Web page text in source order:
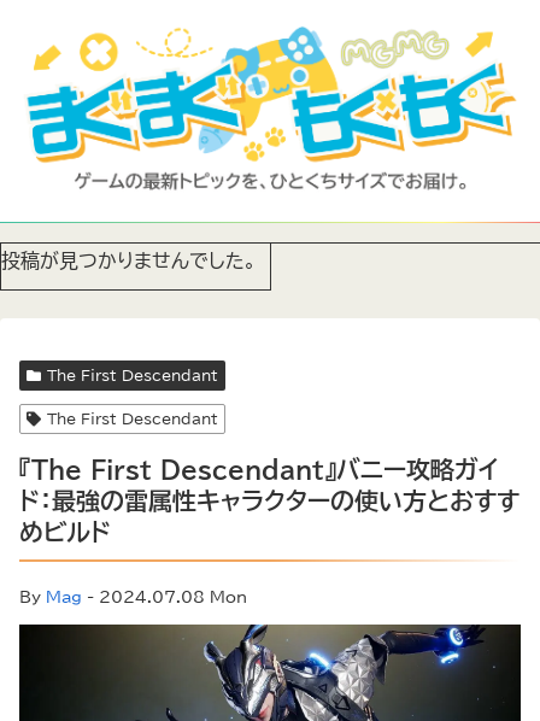
投稿が見つかりませんでした。
The First Descendant
The First Descendant
『The First Descendant』バニー攻略ガイ
ド：最強の雷属性キャラクターの使い方とおすす
めビルド
By Mag - 2024.07.08 Mon